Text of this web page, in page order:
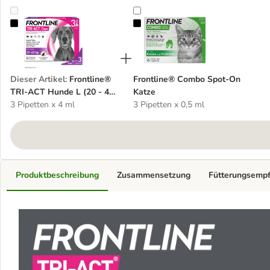
Frontline® TRI-ACT Hunde L (20 - 40 kg)
Dieser Artikel: Frontline®
TRI-ACT Hunde L (20 - 40
kg)
3 Pipetten x 4 ml
Frontline® Combo Spot-On Katze
Frontline® Combo Spot-On
Katze
3 Pipetten x 0,5 ml
Produktbeschreibung Zusammensetzung